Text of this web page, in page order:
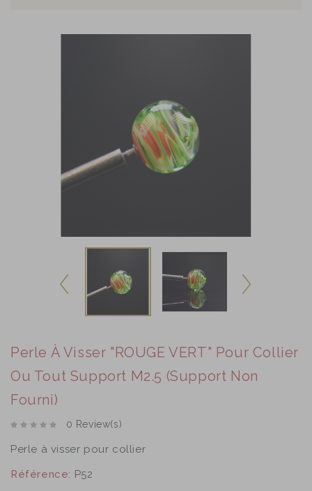
Perle À Visser "ROUGE VERT" Pour Collier
Ou Tout Support M2.5 (support Non
Fourni)
0 Review(s)
Perle à visser pour collier
Référence: P52